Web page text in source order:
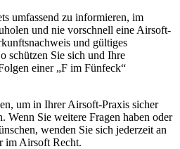
umfassend zu informieren, im
und nie vorschnell eine Airsoft-
und gültiges
schützen Sie sich und Ihre
einer „F im Fünfeck“
um in Ihrer Airsoft-Praxis sicher
Wenn Sie weitere Fragen haben oder
wenden Sie sich jederzeit an
im Airsoft Recht.